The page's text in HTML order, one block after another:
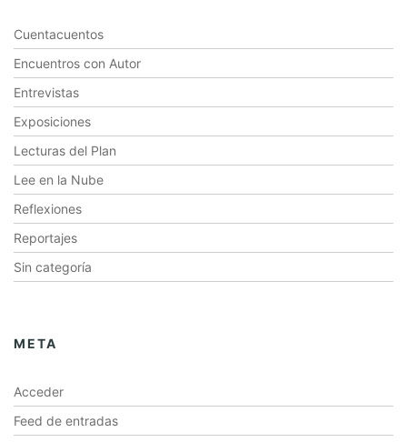
Cuentacuentos
Encuentros con Autor
Entrevistas
Exposiciones
Lecturas del Plan
Lee en la Nube
Reflexiones
Reportajes
Sin categoría
META
Acceder
Feed de entradas